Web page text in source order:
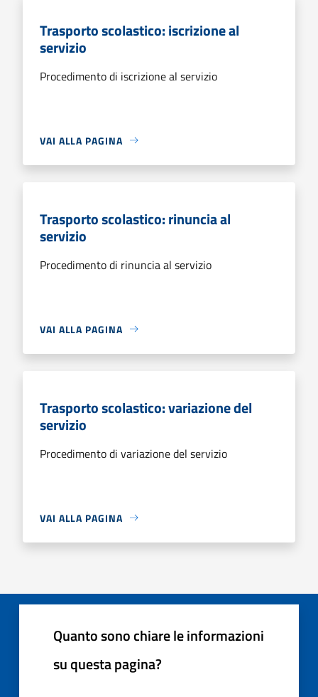
Trasporto scolastico: iscrizione al
servizio
Procedimento di iscrizione al servizio
VAI ALLA PAGINA
Trasporto scolastico: rinuncia al
servizio
Procedimento di rinuncia al servizio
VAI ALLA PAGINA
Trasporto scolastico: variazione del
servizio
Procedimento di variazione del servizio
VAI ALLA PAGINA
Quanto sono chiare le informazioni
su questa pagina?